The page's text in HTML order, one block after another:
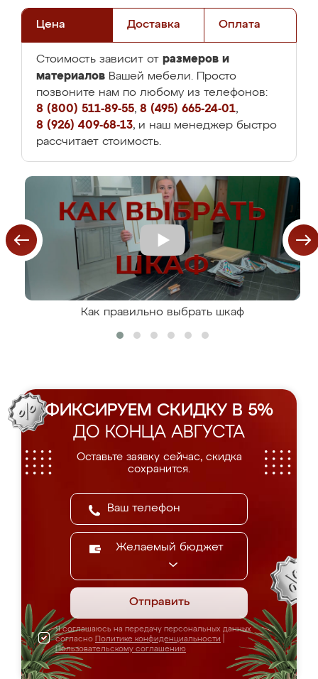
Цена Доставка Оплата
Стоимость зависит от размеров и
материалов Вашей мебели. Просто
позвоните нам по любому из телефонов:
8 (800) 511-89-55, 8 (495) 665-24-01,
8 (926) 409-68-13, и наш менеджер быстро
рассчитает стоимость.
Как правильно выбрать шкаф
ФИКСИРУЕМ СКИДКУ В 5%
ДО КОНЦА АВГУСТА
Оставьте заявку сейчас, скидка
сохранится.
Желаемый бюджет
Отправить
Я соглашаюсь на передачу персональных данных
согласно Политике конфиденциальности
Пользовательскому соглашению